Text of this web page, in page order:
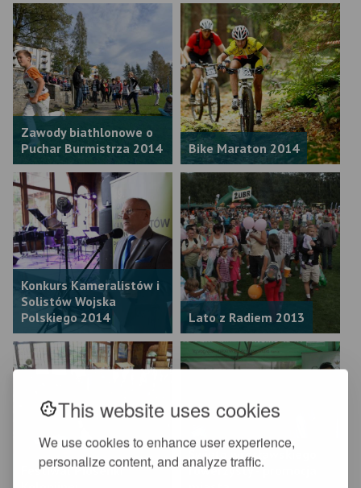
This website uses cookies
We use cookies to enhance user experience,
personalize content, and analyze traffic.
Zawody biathlonowe o
Puchar Burmistrza 2014
Bike Maraton 2014
Konkurs Kameralistów i
Solistów Wojska
Polskiego 2014
Lato z Radiem 2013
Festiwal Piosenki
Święto wrocławskiego
rowerzysty - promocja